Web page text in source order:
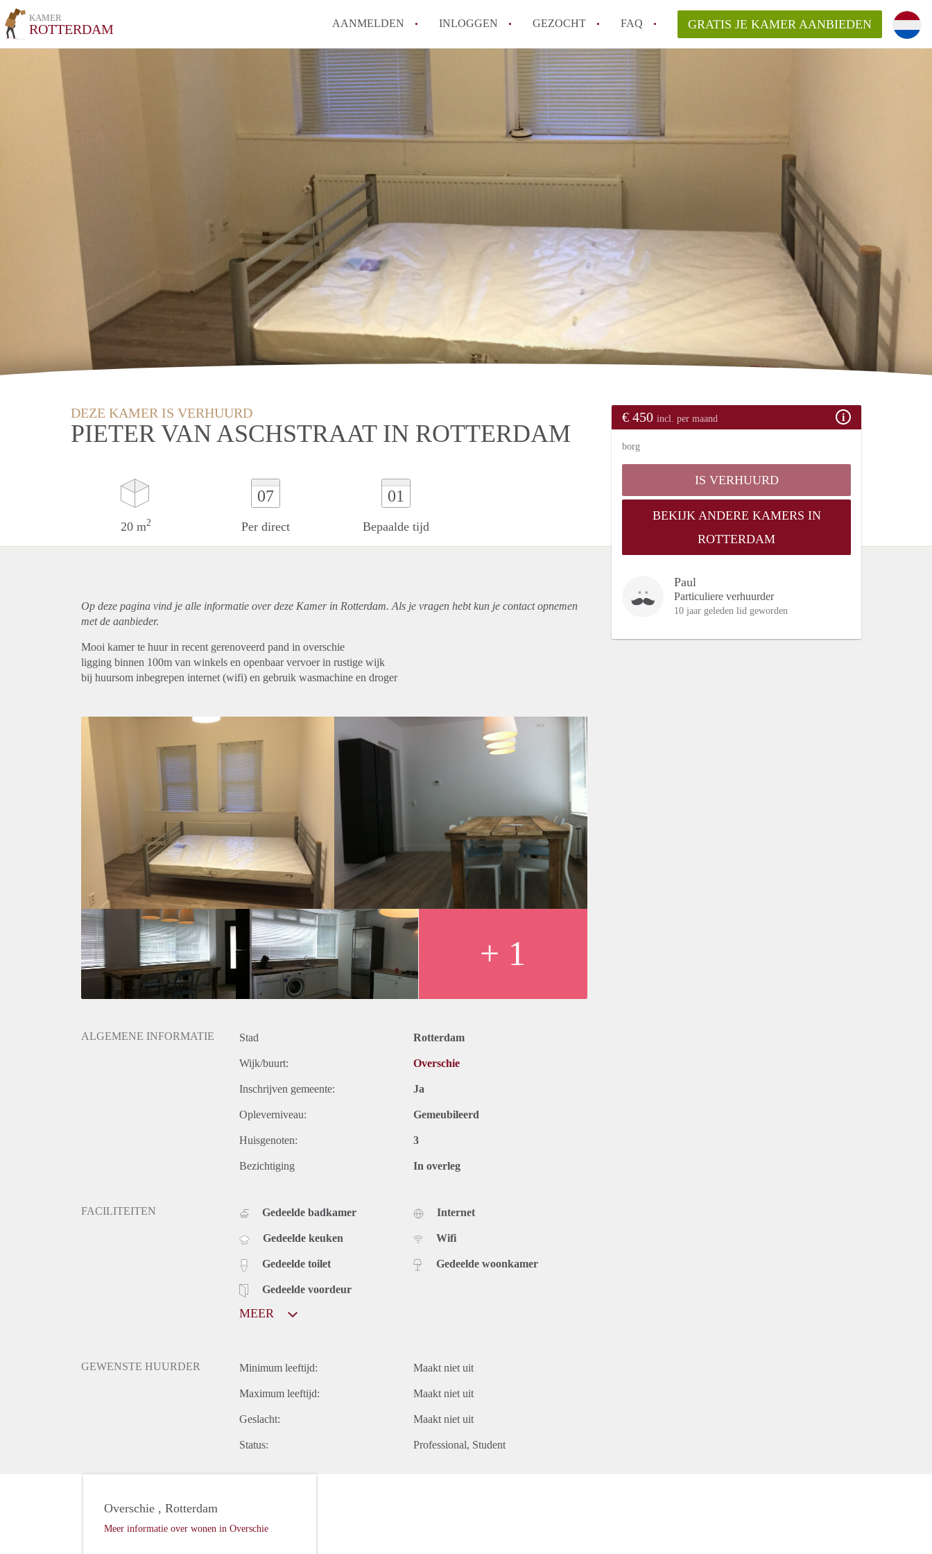
KAMER
ROTTERDAM AANMELDEN INLOGGEN GEZOCHT FAQ
Moet ik mij inschrijven bij de gemeente als ik een kamer huur in
Rotterdam?
Hoe groot is de kans dat ik snel een kamer vind?
Wat kost een studentenkamer gemiddeld in Rotterdam?
GRATIS JE KAMER AANBIEDEN
DEZE KAMER IS VERHUURD
PIETER VAN ASCHSTRAAT IN ROTTERDAM
20 m2
07
Per direct
01
Bepaalde tijd
€ 450 incl. per maand
borg
IS VERHUURD
BEKIJK ANDERE KAMERS IN
ROTTERDAM
Paul
Particuliere verhuurder
10 jaar geleden lid geworden
Op deze pagina vind je alle informatie over deze Kamer in Rotterdam. Als je vragen hebt kun je contact opnemen
met de aanbieder.
Mooi kamer te huur in recent gerenoveerd pand in overschie
ligging binnen 100m van winkels en openbaar vervoer in rustige wijk
bij huursom inbegrepen internet (wifi) en gebruik wasmachine en droger
+ 1
ALGEMENE INFORMATIE Stad Rotterdam
Wijk/buurt: Overschie
Inschrijven gemeente: Ja
Opleverniveau: Gemeubileerd
Huisgenoten: 3
Bezichtiging In overleg
FACILITEITEN Gedeelde badkamer
Gedeelde keuken
Gedeelde toilet
Gedeelde voordeur
Internet
Wifi
Gedeelde woonkamer
MEER
GEWENSTE HUURDER Minimum leeftijd: Maakt niet uit
Maximum leeftijd: Maakt niet uit
Geslacht: Maakt niet uit
Status: Professional Student
Overschie , Rotterdam
Meer informatie over wonen in Overschie